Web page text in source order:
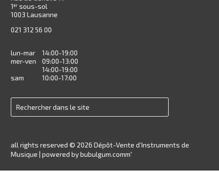
1er sous-sol
1003 Lausanne
021 312 56 00
lun-mar
14:00-19:00
mer-ven
09:00-13:00
14:00-19:00
sam
10:00-17:00
all rights reserved © 2026 Dépôt-Vente d’Instruments de
Musique |powered by bubulgum.comm'